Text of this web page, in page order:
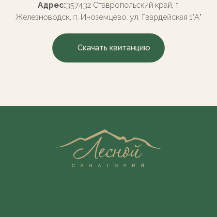
Адрес:357432 Ставропольский край, г.
Железноводск, п. Иноземцево, ул. Гвардейская 1"А"
Скачать квитанцию